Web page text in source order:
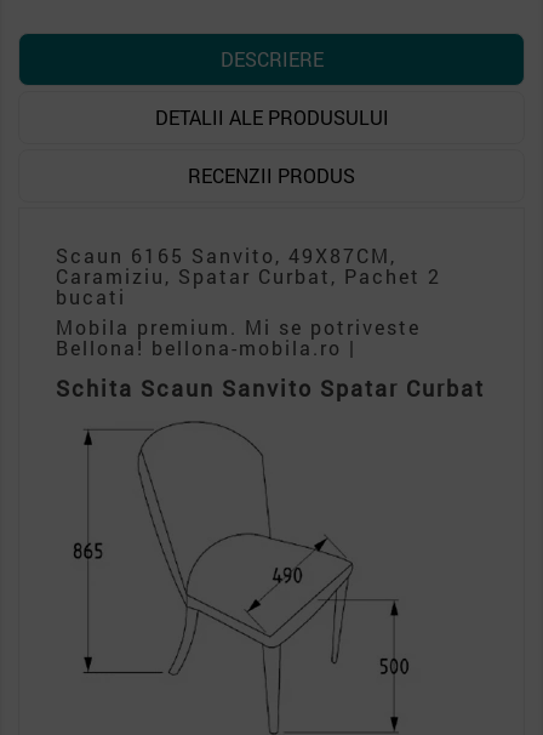
DESCRIERE
DETALII ALE PRODUSULUI
RECENZII PRODUS
Scaun 6165 Sanvito, 49X87CM,
Caramiziu, Spatar Curbat, Pachet 2
bucati
Mobila premium. Mi se potriveste
Bellona! bellona-mobila.ro |
Schita Scaun Sanvito Spatar Curbat